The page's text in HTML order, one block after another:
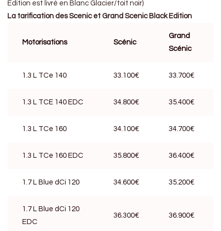
Edition est livré en Blanc Glacier/toit noir)
La tarification des Scenic et Grand Scenic Black Edition
Motorisations Scénic
Grand
Scénic
1.3 L TCe 140 33.100€ 33.700€
1.3 L TCE 140 EDC 34.800€ 35.400€
1.3 L TCe 160 34.100€ 34.700€
1.3 L TCe 160 EDC 35.800€ 36.400€
1.7 L Blue dCi 120 34.600€ 35.200€
1.7 L Blue dCi 120
EDC
36.300€ 36.900€